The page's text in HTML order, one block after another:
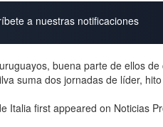
a nuestras notificaciones
buena parte de ellos
suma dos jornadas de líder,
Italia first appeared on Noticias